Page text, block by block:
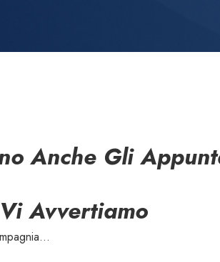
Anche Gli
Avvertiamo